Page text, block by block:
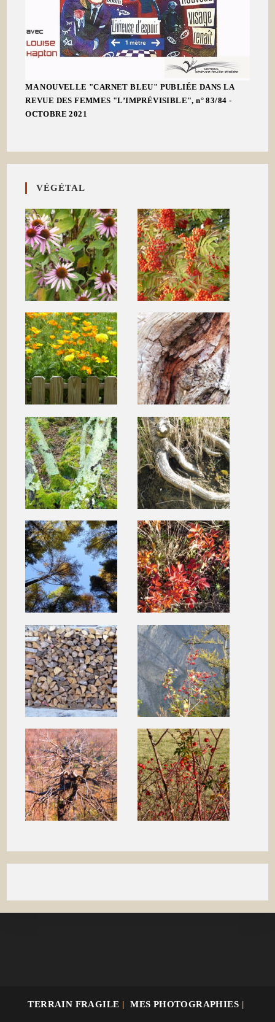
MA NOUVELLE "CARNET BLEU" PUBLIÉE DANS LA
REVUE DES FEMMES "L’IMPRÉVISIBLE", n° 83/84 -
OCTOBRE 2021
VÉGÉTAL
TERRAIN FRAGILE MES PHOTOGRAPHIES